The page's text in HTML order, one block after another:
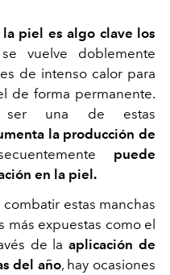
piel es algo clave los
vuelve doblemente
de intenso calor para
de forma permanente.
ser una de estas
la producción de
puede
en la piel.
estas manchas
más expuestas como el
de laaplicación de
del año, hay ocasiones